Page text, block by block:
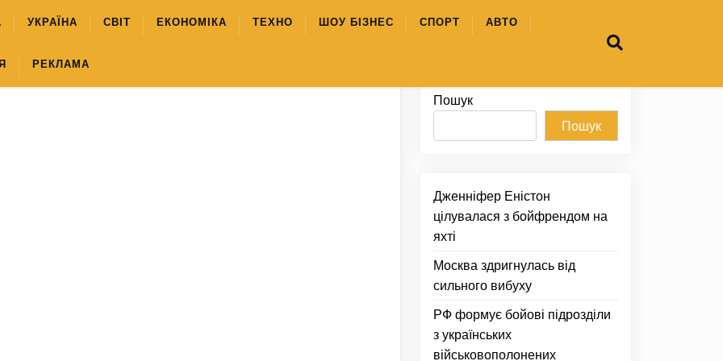
УКРАЇНА СВІТ ЕКОНОМІКА ТЕХНО ШОУ БІЗНЕС СПОРТ АВТО
РЕКЛАМА
Пошук
Пошук
Дженніфер Еністон
цілувалася з бойфрендом на
яхті
Москва здригнулась від
сильного вибуху
РФ формує бойові підрозділи
з українських
військовополонених